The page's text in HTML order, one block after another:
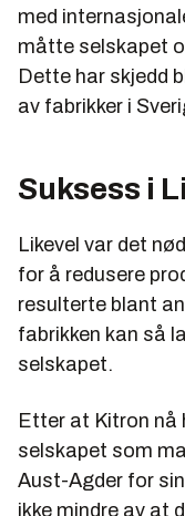
med
måtte selskapet
Dette har skjedd
av fabrikker i
Suksess i
Likevel var det
for å redusere
resulterte blant
fabrikken kan så
selskapet.
Etter at Kitron nå
selskapet som
Aust-Agder for
ikke mindre av at